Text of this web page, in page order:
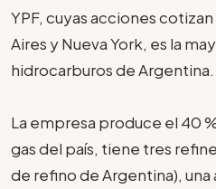
YPF, cuyas acciones
Aires y Nueva York, es la
hidrocarburos de Argentina.
La empresa produce el 40
gas del país, tiene tres
de refino de Argentina),